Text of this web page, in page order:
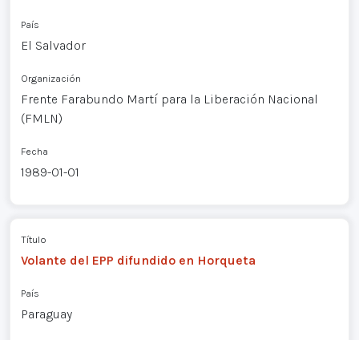
País
El Salvador
Organización
Frente Farabundo Martí para la Liberación Nacional
(FMLN)
Fecha
1989-01-01
Título
Volante del EPP difundido en Horqueta
País
Paraguay